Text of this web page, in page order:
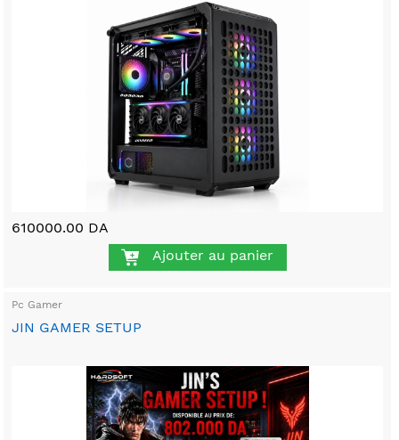
610000.00 DA
Ajouter au panier
Pc Gamer
JIN GAMER SETUP